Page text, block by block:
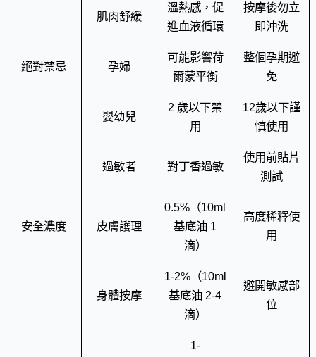
肌肉舒緩
溫熱感，促
進血液循環
按摩後勿立
即沖洗
絕對禁忌 孕婦
可能影響荷
爾蒙平衡
整個孕期避
免
嬰幼兒
2 歲以下禁
用
12歲以下謹
慎使用
過敏者 對丁香過敏
使用前貼片
測試
安全濃度 皮膚護理
0.5%（10ml
基底油 1
滴）
高度稀釋使
用
身體按摩
1-2%（10ml
基底油 2-4
滴）
避開敏感部
位
1-